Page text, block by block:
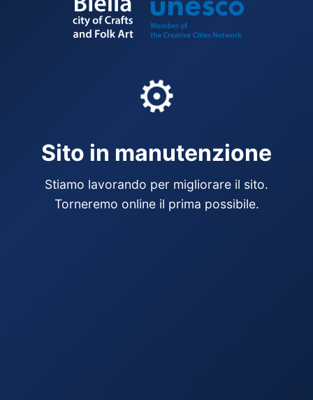
⚙️
Sito in manutenzione
Stiamo lavorando per migliorare il sito.
Torneremo online il prima possibile.